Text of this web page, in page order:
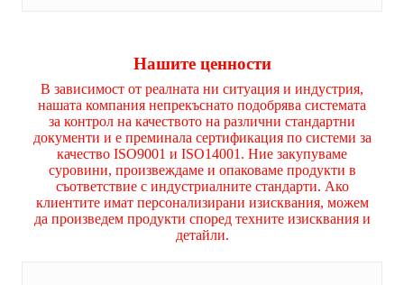
Нашите ценности
В зависимост от реалната ни ситуация и индустрия,
нашата компания непрекъснато подобрява системата
за контрол на качеството на различни стандартни
документи и е преминала сертификация по системи за
качество ISO9001 и ISO14001. Ние закупуваме
суровини, произвеждаме и опаковаме продукти в
съответствие с индустриалните стандарти. Ако
клиентите имат персонализирани изисквания, можем
да произведем продукти според техните изисквания и
детайли.